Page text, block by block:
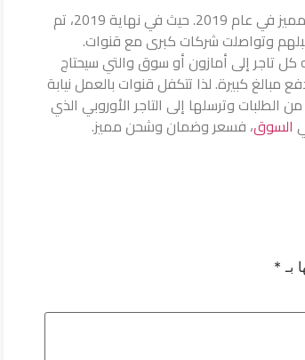
حيث في نهاية 2018، تم فهم احتياجات كل عميل وصولًا إلى نمو مميز في عام 2019. حيث في نهاية 2019، تم
من قبلهم وتواصلت شركات كبرى مع قنوات.
كل تاجر إلى أمازون أو سوق والتي سيحتاج
كبيرة. لذا تتكفل قنوات بالعمل نيابة
وترسلها إلى التاجر الأوروبي الذي
السوق، فسعر وضمان وشحن مميز.
بـ *